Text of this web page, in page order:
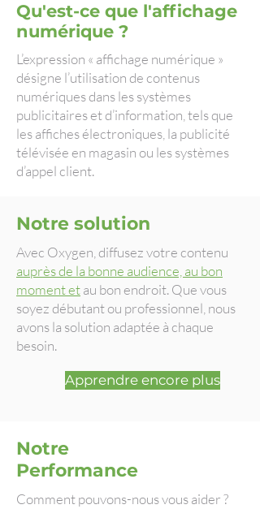
Qu'est-ce que l'affichage
numérique ?
L’expression « affichage numérique »
désigne l’utilisation de contenus
numériques dans les systèmes
publicitaires et d’information, tels que
les affiches électroniques, la publicité
télévisée en magasin ou les systèmes
d’appel client.
Notre solution
Avec Oxygen, diffusez votre contenu
auprès de la bonne audience, au bon
moment etau bon endroit. Que vous
soyez débutant ou professionnel, nous
avons la solution adaptée à chaque
besoin.
Apprendre encore plus
Notre
Performance
Comment pouvons-nous vous aider ?